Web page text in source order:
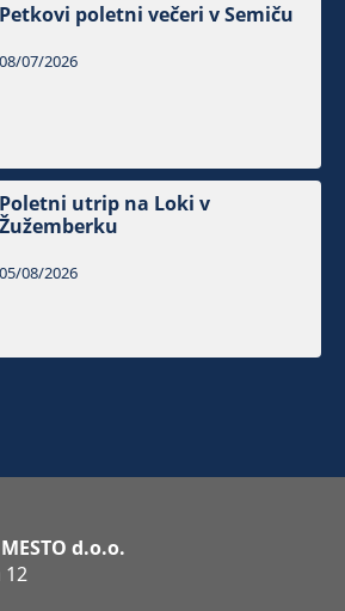
Petkovi poletni večeri v Semiču
08/07/2026
Poletni utrip na Loki v
Žužemberku
05/08/2026
d.o.o.
12